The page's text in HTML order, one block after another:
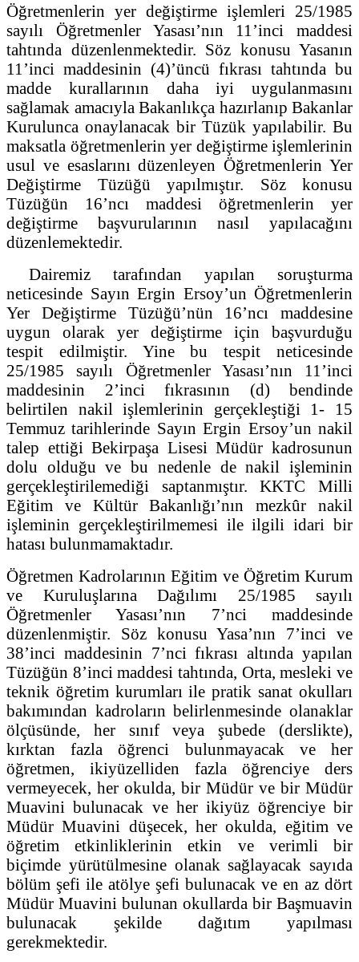
Öğretmenlerin yer değiştirme işlemleri 25/1985
sayılı Öğretmenler Yasası’nın 11’inci maddesi
tahtında düzenlenmektedir. Söz konusu Yasanın
11’inci maddesinin (4)’üncü fıkrası tahtında bu
madde kurallarının daha iyi uygulanmasını
sağlamak amacıyla Bakanlıkça hazırlanıp Bakanlar
Kurulunca onaylanacak bir Tüzük yapılabilir. Bu
maksatla öğretmenlerin yer değiştirme işlemlerinin
usul ve esaslarını düzenleyen Öğretmenlerin Yer
Değiştirme Tüzüğü yapılmıştır. Söz konusu
Tüzüğün 16’ncı maddesi öğretmenlerin yer
değiştirme başvurularının nasıl yapılacağını
düzenlemektedir.
Dairemiz tarafından yapılan soruşturma
neticesinde Sayın Ergin Ersoy’un Öğretmenlerin
Yer Değiştirme Tüzüğü’nün 16’ncı maddesine
uygun olarak yer değiştirme için başvurduğu
tespit edilmiştir. Yine bu tespit neticesinde
25/1985 sayılı Öğretmenler Yasası’nın 11’inci
maddesinin 2’inci fıkrasının (d) bendinde
belirtilen nakil işlemlerinin gerçekleştiği 1- 15
Temmuz tarihlerinde Sayın Ergin Ersoy’un nakil
talep ettiği Bekirpaşa Lisesi Müdür kadrosunun
dolu olduğu ve bu nedenle de nakil işleminin
gerçekleştirilemediği saptanmıştır. KKTC Milli
Eğitim ve Kültür Bakanlığı’nın mezkûr nakil
işleminin gerçekleştirilmemesi ile ilgili idari bir
hatası bulunmamaktadır.
Öğretmen Kadrolarının Eğitim ve Öğretim Kurum
ve Kuruluşlarına Dağılımı 25/1985 sayılı
Öğretmenler Yasası’nın 7’nci maddesinde
düzenlenmiştir. Söz konusu Yasa’nın 7’inci ve
38’inci maddesinin 7’nci fıkrası altında yapılan
Tüzüğün 8’inci maddesi tahtında, Orta, mesleki ve
teknik öğretim kurumları ile pratik sanat okulları
bakımından kadroların belirlenmesinde olanaklar
ölçüsünde, her sınıf veya şubede (derslikte),
kırktan fazla öğrenci bulunmayacak ve her
öğretmen, ikiyüzelliden fazla öğrenciye ders
vermeyecek, her okulda, bir Müdür ve bir Müdür
Muavini bulunacak ve her ikiyüz öğrenciye bir
Müdür Muavini düşecek, her okulda, eğitim ve
öğretim etkinliklerinin etkin ve verimli bir
biçimde yürütülmesine olanak sağlayacak sayıda
bölüm şefi ile atölye şefi bulunacak ve en az dört
Müdür Muavini bulunan okullarda bir Başmuavin
bulunacak şekilde dağıtım yapılması
gerekmektedir.